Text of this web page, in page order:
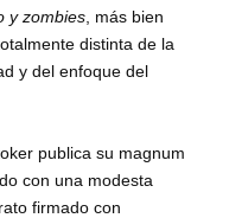
y zombies , más bien
distinta de la
y del enfoque del
publica su magnum
con una modesta
firmado con